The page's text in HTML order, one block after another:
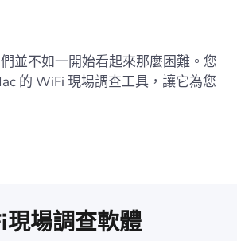
並不如一開始看起來那麼困難。您
的 WiFi 現場調查工具，讓它為您
場調查軟體